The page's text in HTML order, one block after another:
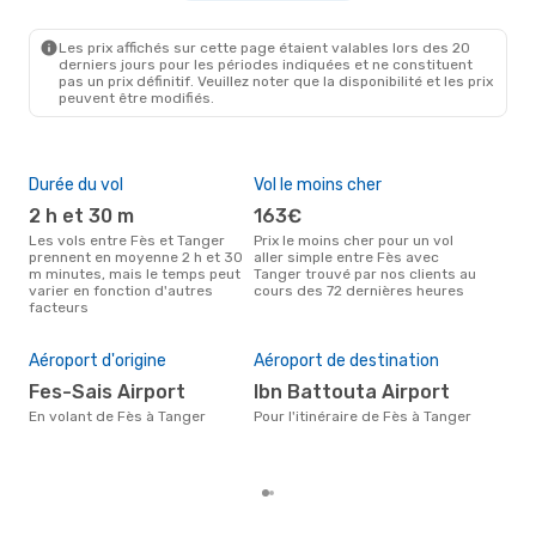
Les prix affichés sur cette page étaient valables lors des 20
derniers jours pour les périodes indiquées et ne constituent
pas un prix définitif. Veuillez noter que la disponibilité et les prix
peuvent être modifiés.
Durée du vol
2 h et 30 m
Les vols entre Fès et Tanger
prennent en moyenne 2 h et 30
m minutes, mais le temps peut
varier en fonction d'autres
facteurs
Vol le moins cher
163€
Prix le moins cher pour un vol
aller simple entre Fès avec
Tanger trouvé par nos clients au
cours des 72 dernières heures
Aéroport d'origine
Fes-Sais Airport
En volant de Fès à Tanger
Aéroport de destination
Ibn Battouta Airport
Pour l'itinéraire de Fès à Tanger